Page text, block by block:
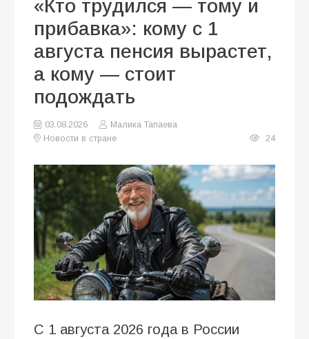
«Кто трудился — тому и
прибавка»: кому с 1
августа пенсия вырастет,
а кому — стоит
подождать
03.08.2026
Малика Тапаева
Новости в стране
24
С 1 августа 2026 года в России